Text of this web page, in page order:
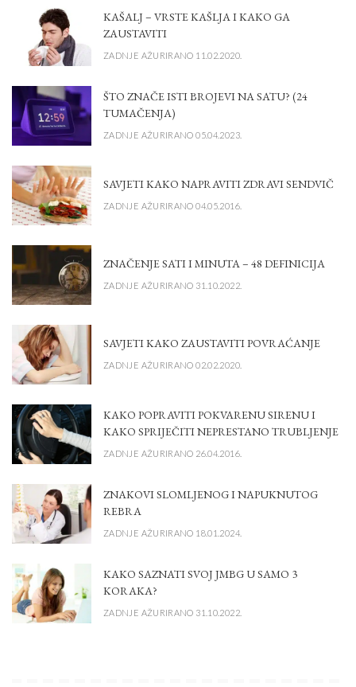
KAŠALJ – VRSTE KAŠLJA I KAKO GA
ZAUSTAVITI
ZADNJE AŽURIRANO 11.02.2020.
ŠTO ZNAČE ISTI BROJEVI NA SATU? (24
TUMAČENJA)
ZADNJE AŽURIRANO 05.04.2023.
SAVJETI KAKO NAPRAVITI ZDRAVI SENDVIČ
ZADNJE AŽURIRANO 04.05.2016.
ZNAČENJE SATI I MINUTA – 48 DEFINICIJA
ZADNJE AŽURIRANO 31.10.2022.
SAVJETI KAKO ZAUSTAVITI POVRAĆANJE
ZADNJE AŽURIRANO 02.02.2020.
KAKO POPRAVITI POKVARENU SIRENU I
KAKO SPRIJEČITI NEPRESTANO TRUBLJENJE
ZADNJE AŽURIRANO 26.04.2016.
ZNAKOVI SLOMLJENOG I NAPUKNUTOG
REBRA
ZADNJE AŽURIRANO 18.01.2024.
KAKO SAZNATI SVOJ JMBG U SAMO 3
KORAKA?
ZADNJE AŽURIRANO 31.10.2022.